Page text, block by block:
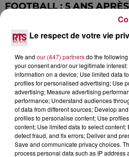
FOOTBALL : 5 ANS
BENZEMA FAIT SON
BLEUS
Le respect de votre vie
We and our (447) partnersdo the
your consent and/or our legitimate
information on a device; Use limited data
profiles for personalised advertising; Use
advertising; Measure advertising
performance; Understand audiences
of data from different sources; Develop
profiles to personalise content; Use
content; Use limited data to select content;
detect fraud, and fix errors; Deliver and
Save and communicate privacy choices.
process personal data such as IP address